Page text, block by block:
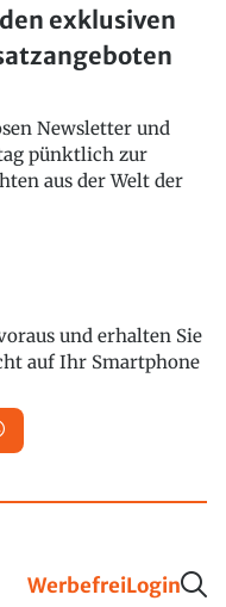
exklusiven
Newsletter und
pünktlich zur
aus der Welt der
und erhalten Sie
auf Ihr Smartphone
WerbefreiLogin